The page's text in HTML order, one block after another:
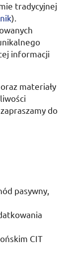
tradycyjnej
).
informacji
materiały
do
pasywny,
CIT